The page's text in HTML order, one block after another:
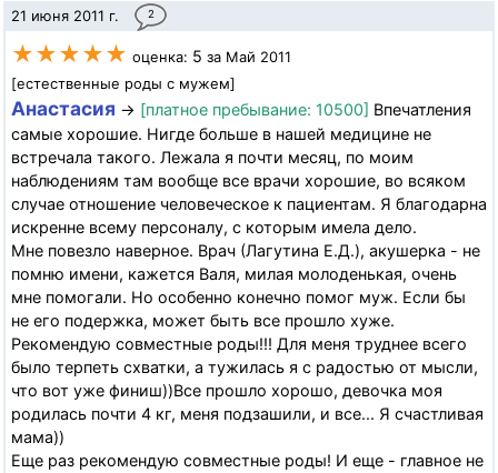
21 июня 2011 г. 2
★★★★★ оценка: 5 за Май 2011
[естественные роды с мужем]
Анастасия → [платное пребывание: 10500] Впечатления
самые хорошие. Нигде больше в нашей медицине не
встречала такого. Лежала я почти месяц, по моим
наблюдениям там вообще все врачи хорошие, во всяком
случае отношение человеческое к пациентам. Я благодарна
искренне всему персоналу, с которым имела дело.
Мне повезло наверное. Врач (Лагутина Е.Д.), акушерка - не
помню имени, кажется Валя, милая молоденькая, очень
мне помогали. Но особенно конечно помог муж. Если бы
не его подержка, может быть все прошло хуже.
Рекомендую совместные роды!!! Для меня труднее всего
было терпеть схватки, а тужилась я с радостью от мысли,
что вот уже финиш))Все прошло хорошо, девочка моя
родилась почти 4 кг, меня подзашили, и все... Я счастливая
мама))
Еще раз рекомендую совместные роды! И еще - главное не